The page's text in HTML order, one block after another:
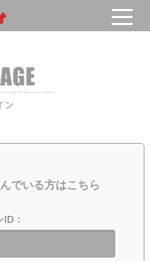
でいる方はこちら
：